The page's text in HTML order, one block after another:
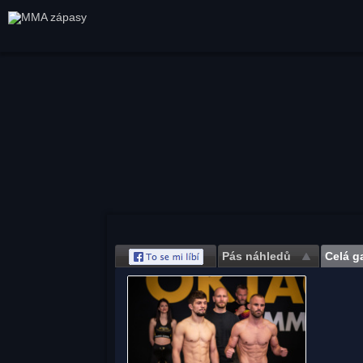
Pás náhledů Celá
Save